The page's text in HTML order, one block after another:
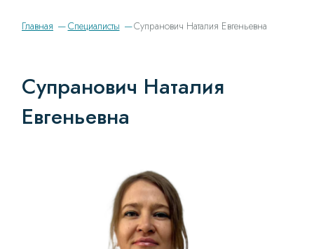
Главная Специалисты Супранович Наталия Евгеньевна
Супранович Наталия
Евгеньевна